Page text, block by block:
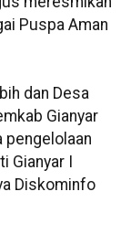
Puspa Aman
dan Desa
Gianyar
pengelolaan
I
Diskominfo